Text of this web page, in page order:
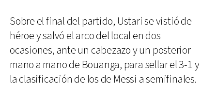
Sobre el final del partido, Ustari se vistió de
héroe y salvó el arco del local en dos
ocasiones, ante un cabezazo y un posterior
mano a mano de Bouanga, para sellar el 3-1 y
la clasificación de los de Messi a semifinales.